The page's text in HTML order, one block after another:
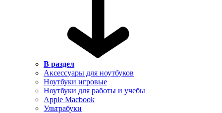
В раздел
Аксессуары для ноутбуков
Ноутбуки игровые
Ноутбуки для работы и учебы
Apple Macbook
Ультрабуки